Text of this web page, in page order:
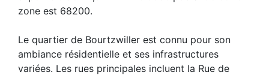
zone est 68200.
Le quartier de Bourtzwiller est connu pour son
ambiance résidentielle et ses infrastructures
variées. Les rues principales incluent la Rue de